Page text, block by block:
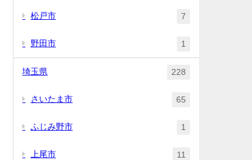
松戸市 7
野田市 1
埼玉県 228
さいたま市 65
ふじみ野市 1
上尾市 11